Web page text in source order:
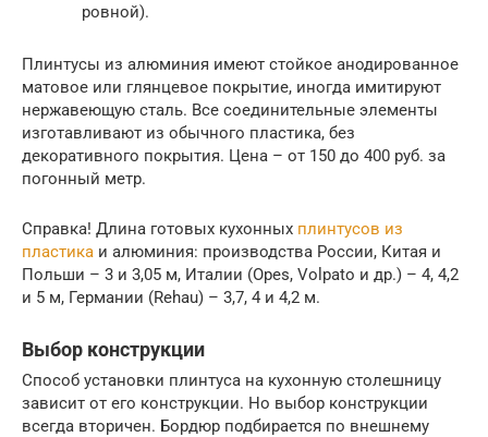
ровной).
Плинтусы из алюминия имеют стойкое анодированное
матовое или глянцевое покрытие, иногда имитируют
нержавеющую сталь. Все соединительные элементы
изготавливают из обычного пластика, без
декоративного покрытия. Цена – от 150 до 400 руб. за
погонный метр.
Справка! Длина готовых кухонных плинтусов из
пластика и алюминия: производства России, Китая и
Польши – 3 и 3,05 м, Италии (Opes, Volpato и др.) – 4, 4,2
и 5 м, Германии (Rehau) – 3,7, 4 и 4,2 м.
Выбор конструкции
Способ установки плинтуса на кухонную столешницу
зависит от его конструкции. Но выбор конструкции
всегда вторичен. Бордюр подбирается по внешнему